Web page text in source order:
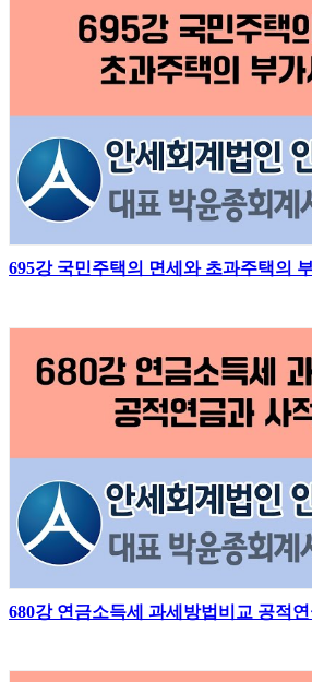
695강 국민주택의 면세와 초과주택의
680강 연금소득세 과세방법비교 공적